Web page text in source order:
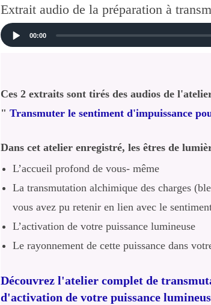
Extrait audio de la préparation à
Audio
Player
00:00
Ces 2 extraits sont tirés des audios de
" Transmuter le sentiment d'impuissance
Dans cet atelier enregistré, les êtres de
L’accueil profond de vous- même
La transmutation alchimique des charges
vous avez pu retenir en lien avec le
L’activation de votre puissance lumineuse
Le rayonnement de cette puissance dans
Découvrez l'atelier complet de
d'activation de votre puissance